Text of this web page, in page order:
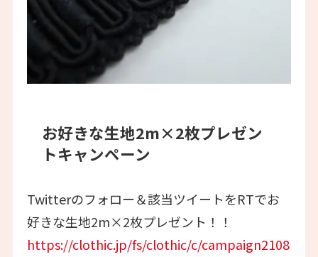
お好きな生地2m×2枚プレゼン
トキャンペーン
Twitterのフォロー＆該当ツイートをRTでお
好きな生地2m×2枚プレゼント！！
https://clothic.jp/fs/clothic/c/campaign2108